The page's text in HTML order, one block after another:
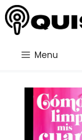
Saltar
al
contenido
Menu